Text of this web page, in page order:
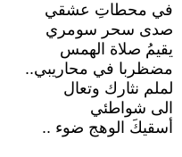
في محطاتِ عشقي
صدى سحر سومري
يقيمُ صلاة الهمس
مضظربا في محاريبي..
لملم نثارك وتعال
الى شواطئي
أسقيكَ الوهج ضوء ..